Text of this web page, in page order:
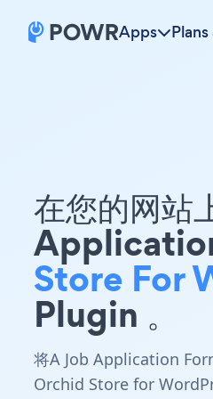
Apps
在您的网站
Store For
Plugin 。
将A Job Application
Orchid Store for